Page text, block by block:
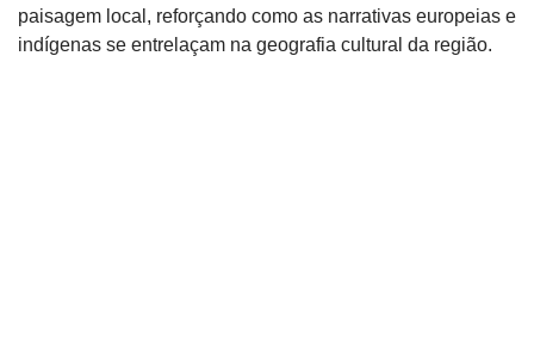
paisagem local, reforçando como as narrativas europeias e
indígenas se entrelaçam na geografia cultural da região.